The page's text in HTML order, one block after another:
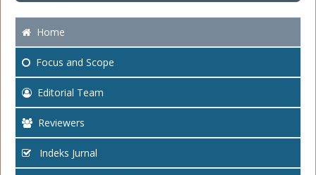
Home
Focus and Scope
Editorial Team
Reviewers
Indeks Jurnal